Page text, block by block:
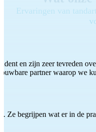
Ervaringen van
en zijn zeer tevreden
partner waarop we
Ze begrijpen wat er in de